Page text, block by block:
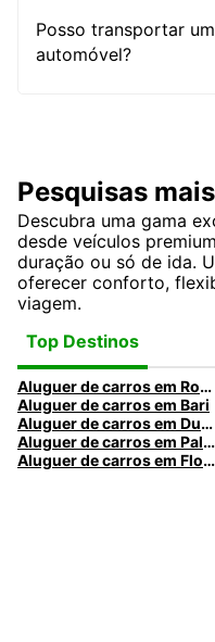
Posso transportar
automóvel?
Pesquisas
Descubra uma gama
desde veículos
duração ou só de ida.
oferecer conforto,
viagem.
Top Destinos
Aluguer de carros em Roma
Aluguer de carros em Bari
Aluguer de carros em Dublin
Aluguer de carros em Palermo
Aluguer de carros em Florença